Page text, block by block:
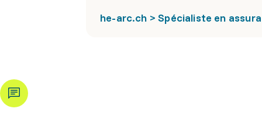
he-arc.ch > Spécialiste en